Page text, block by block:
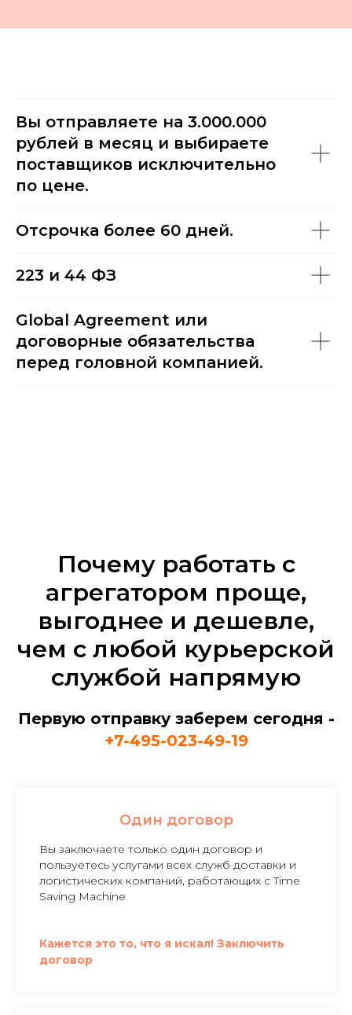
Вы отправляете на 3.000.000
рублей в месяц и выбираете
поставщиков исключительно
по цене.
Отсрочка более 60 дней.
223 и 44 ФЗ
Global Agreement или
договорные обязательства
перед головной компанией.
Почему работать с
агрегатором проще,
выгоднее и дешевле,
чем с любой курьерской
службой напрямую
Первую отправку заберем сегодня -
+7-495-023-49-19
Один договор
Вы заключаете только один договор и
пользуетесь услугами всех служб доставки и
логистических компаний, работающих с Time
Saving Machine
Кажется это то, что я искал! Заключить
договор